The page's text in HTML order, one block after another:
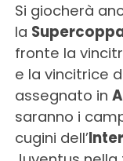
Si giocherà
la
fronte la
e la vincitrice
assegnato in
saranno i
cugini dell’Inter